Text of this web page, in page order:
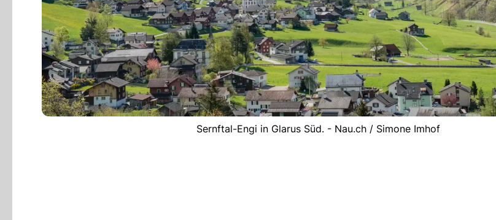
Sernftal-Engi in Glarus Süd. - Nau.ch / Simone Imhof